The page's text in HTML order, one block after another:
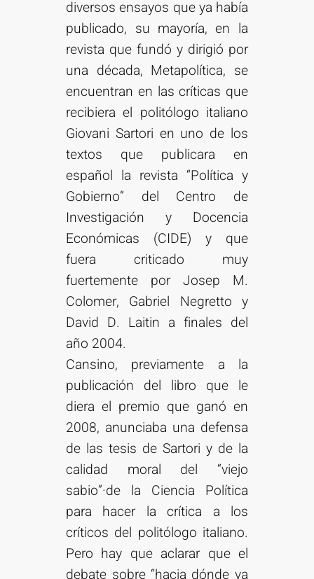
diversos ensayos que ya había
publicado, su mayoría, en la
revista que fundó y dirigió por
una década, Metapolítica, se
encuentran en las críticas que
recibiera el politólogo italiano
Giovani Sartori en uno de los
textos que publicara en
español la revista “Política y
Gobierno” del Centro de
Investigación y Docencia
Económicas (CIDE) y que
fuera criticado muy
fuertemente por Josep M.
Colomer, Gabriel Negretto y
David D. Laitin a finales del
año 2004.
Cansino, previamente a la
publicación del libro que le
diera el premio que ganó en
2008, anunciaba una defensa
de las tesis de Sartori y de la
calidad moral del “viejo
sabio”·de la Ciencia Política
para hacer la crítica a los
críticos del politólogo italiano.
Pero hay que aclarar que el
debate sobre “hacia dónde va